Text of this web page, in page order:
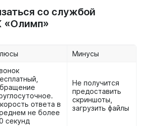
со службой
«Олимп»
Минусы
ответа в
не более
секунд
Не получится
предоставить
скриншоты,
загрузить файлы